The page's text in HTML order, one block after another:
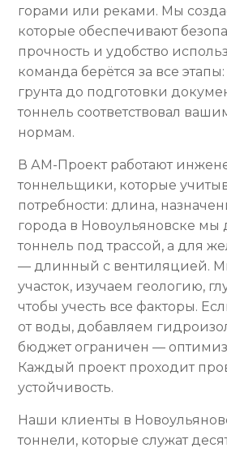
горами или реками. Мы
которые обеспечивают
прочность и удобство
команда берётся за все этапы:
грунта до подготовки
тоннель соответствовал
нормам.
В АМ-Проект работают
тоннельщики, которые
потребности: длина,
города в Новоульяновске мы
тоннель под трассой, а для
— длинный с вентиляцией.
участок, изучаем геологию,
чтобы учесть все факторы.
от воды, добавляем
бюджет ограничен —
Каждый проект проходит
устойчивость.
Наши клиенты в
тоннели, которые служат